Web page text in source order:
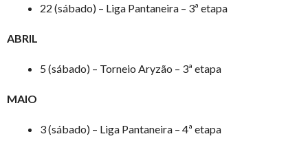
22 (sábado) – Liga Pantaneira – 3ª etapa
ABRIL
5 (sábado) – Torneio Aryzão – 3ª etapa
MAIO
3 (sábado) – Liga Pantaneira – 4ª etapa